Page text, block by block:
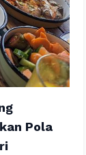
Pola